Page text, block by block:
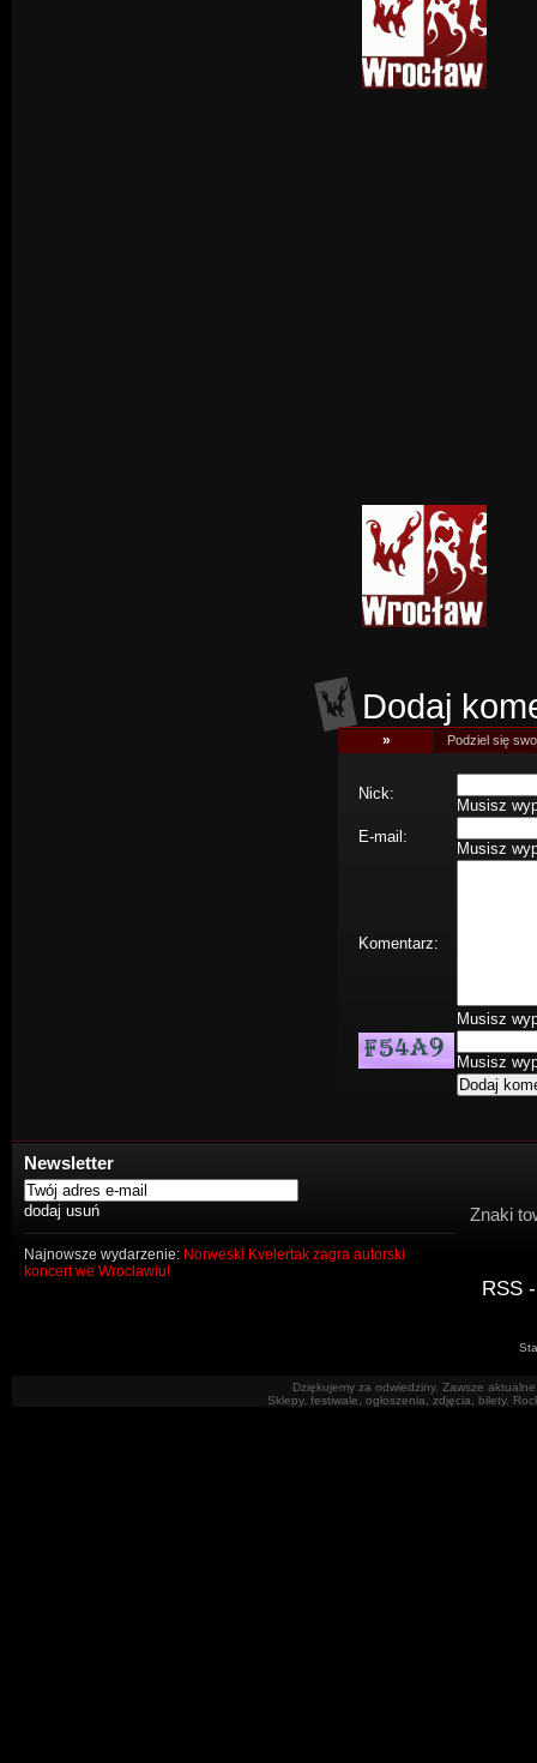
Dodaj
» Podziel się
Nick:
Musisz
E-mail:
Musisz
Komentarz:
Musisz
Musisz
Newsletter
Najnowsze wydarzenie: Norweski Kvelertak zagra autorski
koncert we Wrocławiu!
Znaki
RSS
Dziękujemy za odwiedziny. Zawsze
Sklepy, festiwale, ogłoszenia, zdjęcia, bilety.